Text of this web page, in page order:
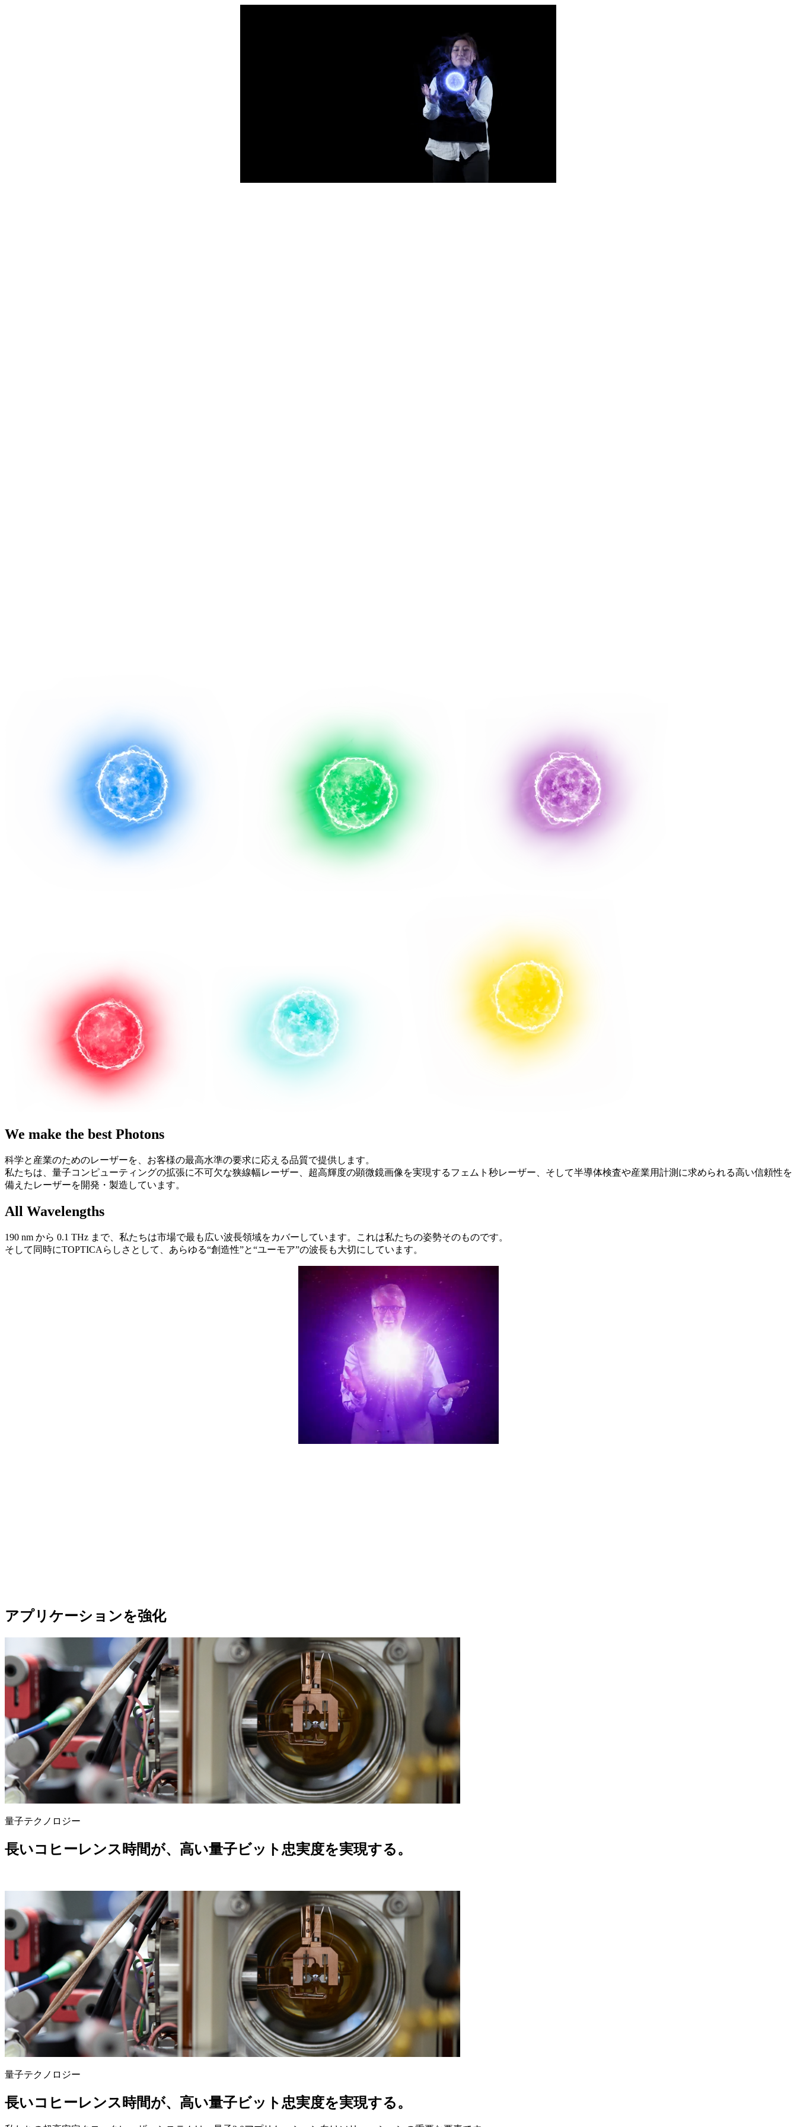
We make the best Photons
科学と産業のためのレーザーを、お客様の最高水準の要求に応える品質で提供します。
私たちは、量子コンピューティングの拡張に不可欠な狭線幅レーザー、超高輝度の顕微鏡画像を実現するフェムト秒レーザー、そして半導体検査や産業用計測に求められる高い信頼性を
備えたレーザーを開発・製造しています。
All Wavelengths
190 nm から 0.1 THz まで、私たちは市場で最も広い波長領域をカバーしています。これは私たちの姿勢そのものです。
そして同時にTOPTICAらしさとして、あらゆる“創造性”と“ユーモア”の波長も大切にしています。
アプリケーションを強化
量子テクノロジー
長いコヒーレンス時間が、高い量子ビット忠実度を実現する。
量子テクノロジー
長いコヒーレンス時間が、高い量子ビット忠実度を実現する。